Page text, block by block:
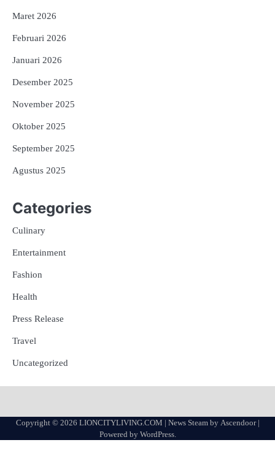
Maret 2026
Februari 2026
Januari 2026
Desember 2025
November 2025
Oktober 2025
September 2025
Agustus 2025
Categories
Culinary
Entertainment
Fashion
Health
Press Release
Travel
Uncategorized
Copyright © 2026 LIONCITYLIVING.COM | News Steam by Ascendoor|
Powered by WordPress.